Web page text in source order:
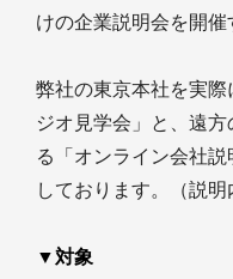
けの企業説明会を開催
弊社の東京本社を実
ジオ見学会」と、遠
る「オンライン会社
しております。（説明
▼対象